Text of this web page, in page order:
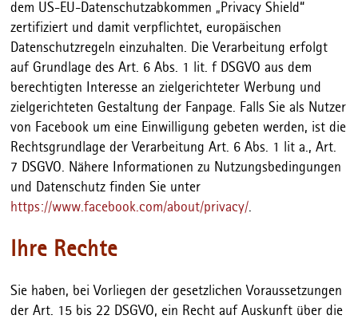
dem US-EU-Datenschutzabkommen „Privacy Shield“
zertifiziert und damit verpflichtet, europäischen
Datenschutzregeln einzuhalten. Die Verarbeitung erfolgt
auf Grundlage des Art. 6 Abs. 1 lit. f DSGVO aus dem
berechtigten Interesse an zielgerichteter Werbung und
zielgerichteten Gestaltung der Fanpage. Falls Sie als Nutzer
von Facebook um eine Einwilligung gebeten werden, ist die
Rechtsgrundlage der Verarbeitung Art. 6 Abs. 1 lit a., Art.
7 DSGVO. Nähere Informationen zu Nutzungsbedingungen
und Datenschutz finden Sie unter
https://www.facebook.com/about/privacy/.
Ihre Rechte
Sie haben, bei Vorliegen der gesetzlichen Voraussetzungen
der Art. 15 bis 22 DSGVO, ein Recht auf Auskunft über die